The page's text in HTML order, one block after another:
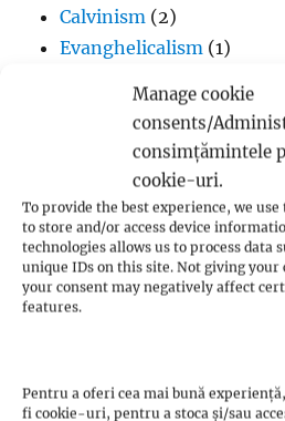
Manage cookie
consents/
consimțămintele
cookie-uri.
To provide the best experience, we use
to store and/or access device
technologies allows us to process data
unique IDs on this site. Not giving
your consent may negatively affect
features.
Pentru a oferi cea mai bună
fi cookie-uri, pentru a stoca și/sau
Calvinism (2)
Evanghelicalism (1)
Iglesia ni Cristo
(2)
(1)
Jan Hus(7)
John Calvin(3)
Luteranism(5)
Martin Luther(36)
Presbiterianism(1)